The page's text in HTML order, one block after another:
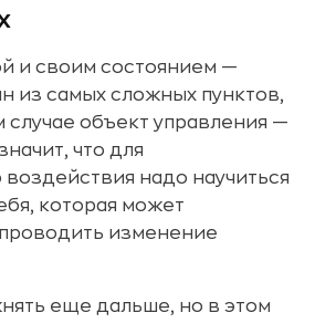
и своим состоянием —
из самых сложных пунктов,
случае объект управления —
что для
воздействия надо научиться
которая может
изменение
еще дальше, но в этом